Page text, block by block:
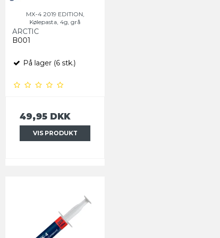
MX-4 2019 EDITION,
Kølepasta, 4g, grå
ARCTIC
B001
På lager (6 stk.)
49,95 DKK
VIS PRODUKT